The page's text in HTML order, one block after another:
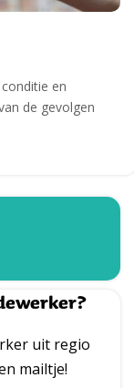
en
de gevolgen
uit regio
mailtje!